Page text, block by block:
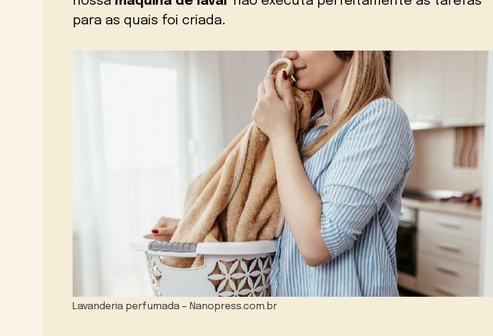
para as quais foi criada.
Lavanderia perfumada – Nanopress.com.br